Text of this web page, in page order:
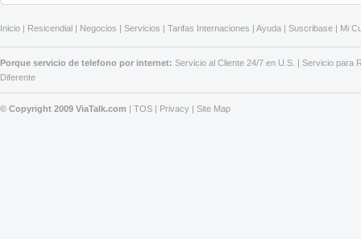
Inicio | Resicendial | Negocios | Servicios | Tarifas Internaciones | Ayuda | Suscribase | Mi
Porque servicio de telefono por internet: Servicio al Cliente 24/7 en U.S. | Servicio para
Diferente
© Copyright 2009 ViaTalk.com | TOS | Privacy | Site Map